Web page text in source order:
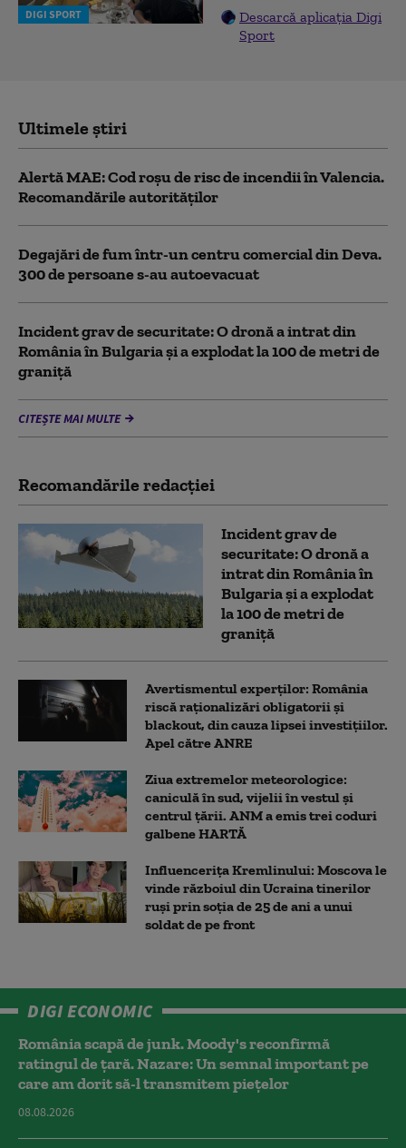
DIGI SPORT
Descarcă aplicația Digi
Sport
Ultimele știri
Alertă MAE: Cod roșu de risc de incendii în Valencia.
Recomandările autorităților
Degajări de fum într-un centru comercial din Deva.
300 de persoane s-au autoevacuat
Incident grav de securitate: O dronă a intrat din
România în Bulgaria şi a explodat la 100 de metri de
graniţă
CITEȘTE MAI MULTE
Recomandările redacţiei
Incident grav de
securitate: O dronă a
intrat din România în
Bulgaria şi a explodat
la 100 de metri de
graniţă
Avertismentul experților: România
riscă raționalizări obligatorii și
blackout, din cauza lipsei investițiilor.
Apel către ANRE
Ziua extremelor meteorologice:
caniculă în sud, vijelii în vestul și
centrul țării. ANM a emis trei coduri
galbene HARTĂ
Influencerița Kremlinului: Moscova le
vinde războiul din Ucraina tinerilor
ruși prin soția de 25 de ani a unui
soldat de pe front
DIGI ECONOMIC
România scapă de junk. Moody's reconfirmă
ratingul de țară. Nazare: Un semnal important pe
care am dorit să-l transmitem piețelor
08.08.2026